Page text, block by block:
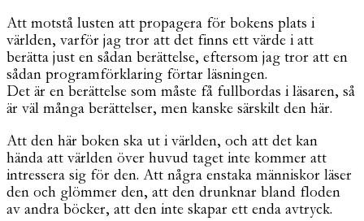
Att motstå lusten att propagera för bokens plats i
världen, varför jag tror att det finns ett värde i att
berätta just en sådan berättelse, eftersom jag tror att en
sådan programförklaring förtar läsningen.
Det är en berättelse som måste få fullbordas i läsaren, så
är väl många berättelser, men kanske särskilt den här.
Att den här boken ska ut i världen, och att det kan
hända att världen över huvud taget inte kommer att
intressera sig för den. Att några enstaka människor läser
den och glömmer den, att den drunknar bland floden
av andra böcker, att den inte skapar ett enda avtryck.